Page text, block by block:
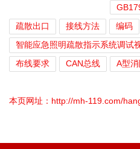
疏散出口
接线方法
编码
智能应急照明疏散指示系统调试
布线要求
CAN总线 A型
本页网址： http://mh-119.com/